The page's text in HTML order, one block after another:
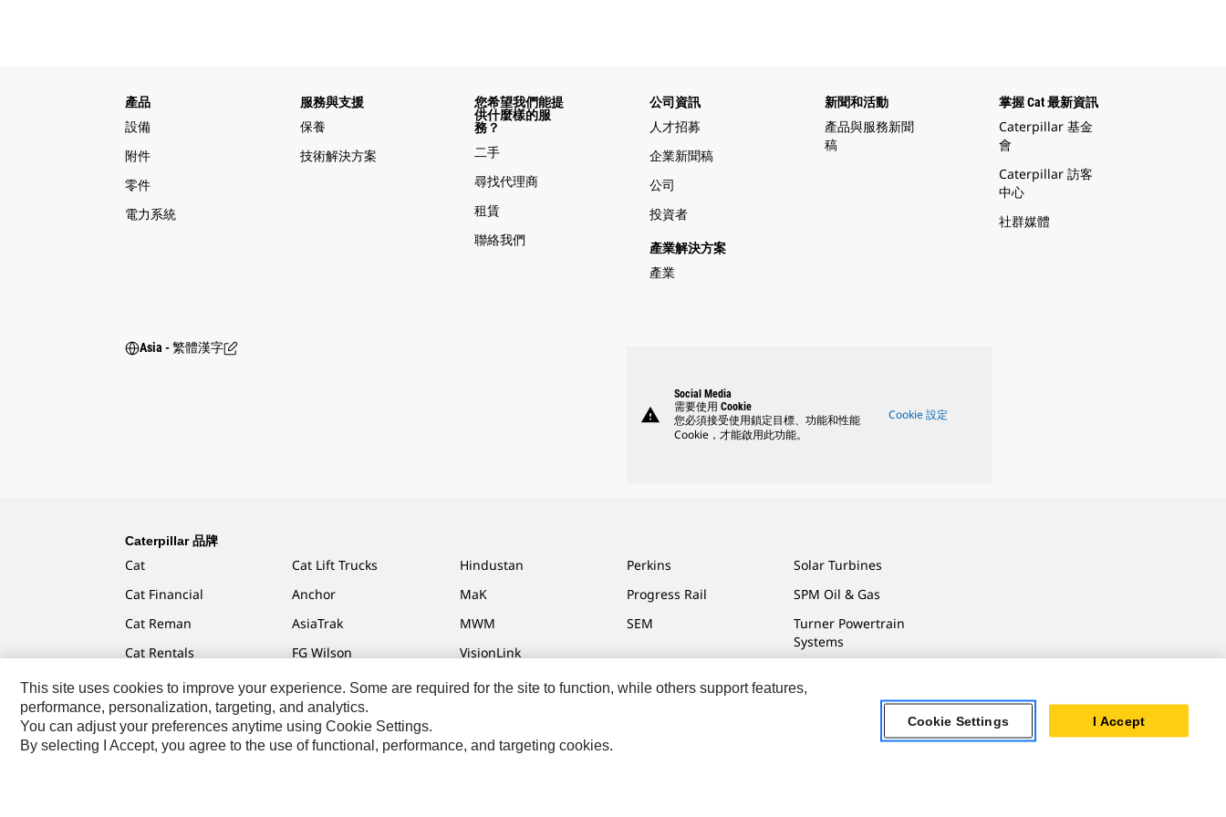
產品
設備
附件
零件
電力系統
服務與支援
保養
技術解決方案
您希望我們能提
供什麼樣的服
務？
二手
尋找代理商
租賃
聯絡我們
公司資訊
人才招募
企業新聞稿
公司
投資者
產業解決方案
產業
新聞和活動
產品與服務新聞
稿
掌握 Cat 最新資訊
Caterpillar 基金
會
Caterpillar 訪客
中心
社群媒體
Asia - 繁體漢字
warning
Social Media
需要使用 Cookie
您必須接受使用鎖定目標、功能和性能
Cookie，才能啟用此功能。
Cookie 設定
Caterpillar 品牌
Cat
Cat Financial
Cat Reman
Cat Rentals
Cat Lift Trucks
Anchor
AsiaTrak
FG Wilson
Hindustan
MaK
MWM
VisionLink
Perkins
Progress Rail
SEM
Solar Turbines
SPM Oil & Gas
Turner Powertrain
Systems
Caterpillar.com 聯絡 Caterpillar 我的行銷偏好設定 網站地圖 Cookie Settings 法律
This site uses cookies to improve your experience. Some are required for the site to function, while others support features,
performance, personalization, targeting, and analytics.
You can adjust your preferences anytime using Cookie Settings.
By selecting I Accept, you agree to the use of functional, performance, and targeting cookies.
Cookie Settings I Accept